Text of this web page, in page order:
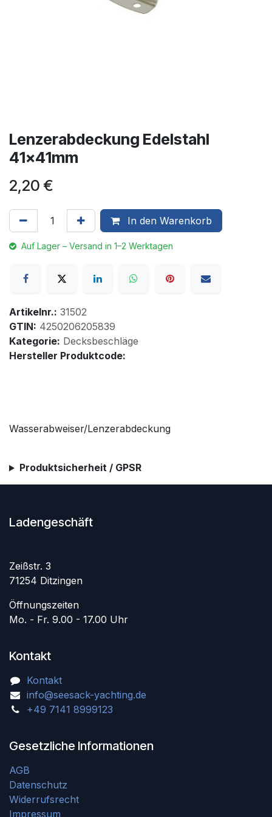
Lenzerabdeckung Edelstahl
41x41mm
2,20 €
In den Warenkorb
Auf Lager – Versand in 1–2 Werktagen
Artikelnr.: 31502
GTIN: 4250206205839
Kategorie: Decksbeschläge
Hersteller Produktcode:
Wasserabweiser/Lenzerabdeckung
Produktsicherheit / GPSR
Ladengeschäft
Zeißstr. 3
71254 Ditzingen
Öffnungszeiten
Mo. - Fr. 9.00 - 17.00 Uhr
Kontakt
Kontakt
info@seesack-yachting.de
+49 7141 8999123
Gesetzliche Informationen
AGB
Datenschutz
Widerrufsrecht
Impressum